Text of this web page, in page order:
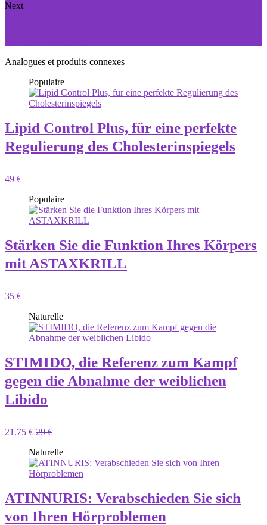
Next
Analogues et produits connexes
Populaire
Lipid Control Plus, für eine perfekte
Regulierung des Cholesterinspiegels
49 €
Populaire
Stärken Sie die Funktion Ihres Körpers
mit ASTAXKRILL
35 €
Naturelle
STIMIDO, die Referenz zum Kampf
gegen die Abnahme der weiblichen
Libido
21.75 € 29 €
Naturelle
ATINNURIS: Verabschieden Sie sich
von Ihren Hörproblemen